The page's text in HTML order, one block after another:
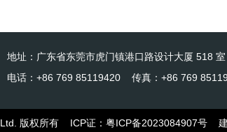
地址：广东省东莞市虎门镇港口路设计大厦 518 室
电话：+86 769 85119420 传真：+86 769
Ltd. 版权所有 ICP证： 粤ICP备2023084907号 建